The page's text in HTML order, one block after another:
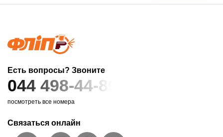
Есть вопросы? Звоните
044 498-44-89
посмотреть все номера
Связаться онлайн